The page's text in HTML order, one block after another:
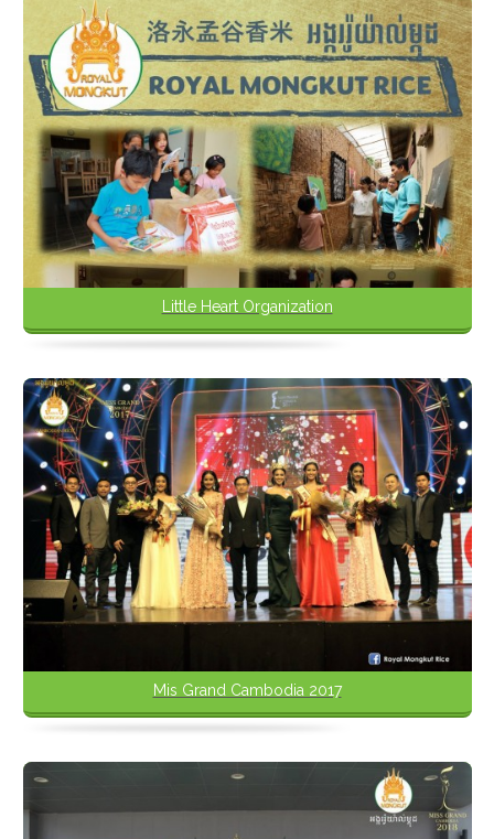
Little Heart Organization
Mis Grand Cambodia 2017